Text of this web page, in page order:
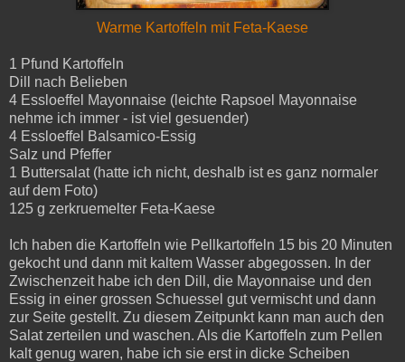
Warme Kartoffeln mit Feta-Kaese
1 Pfund Kartoffeln
Dill nach Belieben
4 Essloeffel Mayonnaise (leichte Rapsoel Mayonnaise
nehme ich immer - ist viel gesuender)
4 Essloeffel Balsamico-Essig
Salz und Pfeffer
1 Buttersalat (hatte ich nicht, deshalb ist es ganz normaler
auf dem Foto)
125 g zerkruemelter Feta-Kaese
Ich haben die Kartoffeln wie Pellkartoffeln 15 bis 20 Minuten
gekocht und dann mit kaltem Wasser abgegossen. In der
Zwischenzeit habe ich den Dill, die Mayonnaise und den
Essig in einer grossen Schuessel gut vermischt und dann
zur Seite gestellt. Zu diesem Zeitpunkt kann man auch den
Salat zerteilen und waschen. Als die Kartoffeln zum Pellen
kalt genug waren, habe ich sie erst in dicke Scheiben